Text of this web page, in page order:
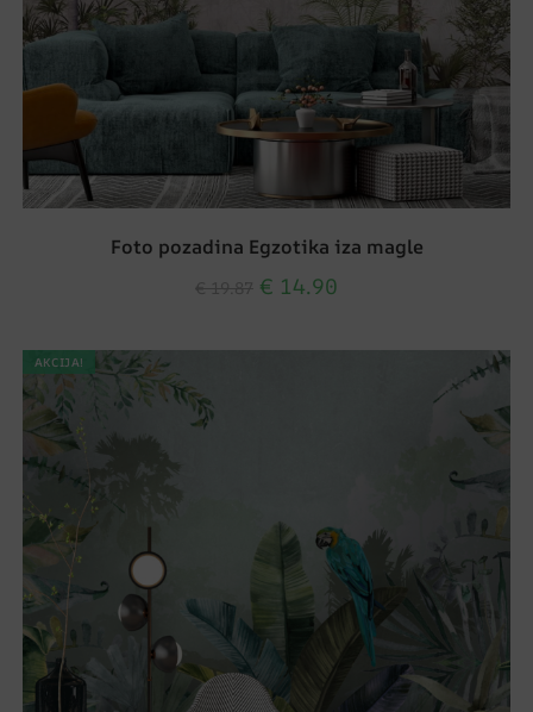
Foto pozadina Egzotika iza magle
€ 14.90
AKCIJA!